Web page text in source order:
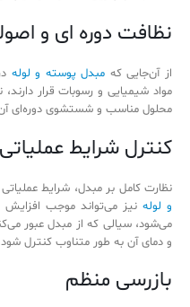
نظافت دوره ‌ای و
از آن‌جایی که مبدل پوسته و لوله
مواد شیمیایی و رسوبات قرار
محلول مناسب و شستشوی دوره‌ای
کنترل شرایط
نظارت کامل بر مبدل، شرایط
و لوله نیز می‌تواند موجب
و دمای آن به طور متناوب کنترل
بازرسی منظم